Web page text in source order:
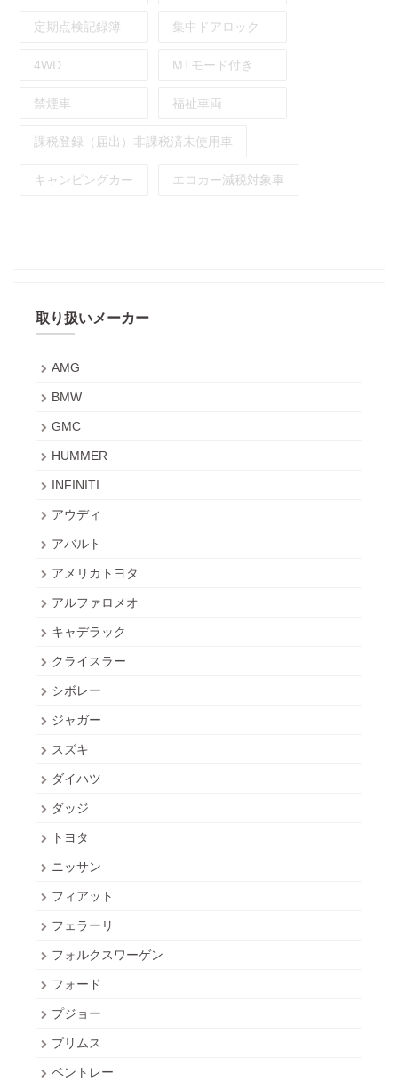
定期点検記録簿 集中ドアロック
4WD MTモード付き
禁煙車 福祉車両
課税登録（届出）非課税済未使用車
キャンピングカー エコカー減税対象車
取り扱いメーカー
AMG
BMW
GMC
HUMMER
INFINITI
アウディ
アバルト
アメリカトヨタ
アルファロメオ
キャデラック
クライスラー
シボレー
ジャガー
スズキ
ダイハツ
ダッジ
トヨタ
ニッサン
フィアット
フェラーリ
フォルクスワーゲン
フォード
プジョー
プリムス
ベントレー